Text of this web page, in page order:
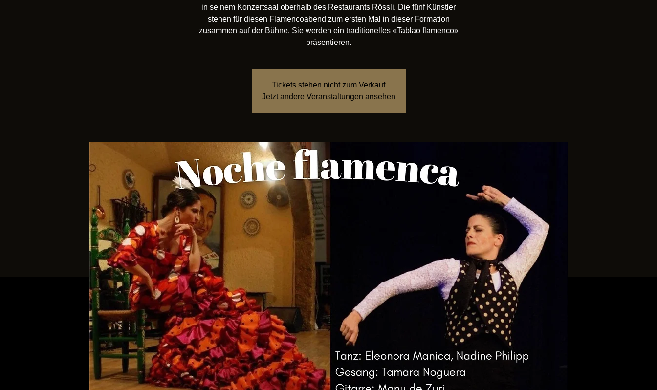
in seinem Konzertsaal oberhalb des Restaurants Rössli. Die fünf Künstler
stehen für diesen Flamencoabend zum ersten Mal in dieser Formation
zusammen auf der Bühne. Sie werden ein traditionelles «Tablao flamenco»
präsentieren.
Tickets stehen nicht zum Verkauf
Jetzt andere Veranstaltungen ansehen